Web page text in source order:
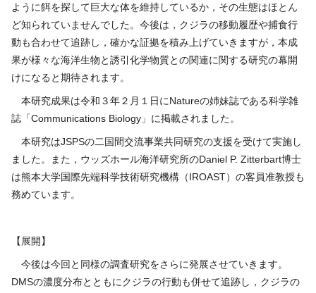
ように餌を探して巨大な体を維持しているか，その生態はほとん
ど知られていませんでした。今後は，クジラの移動履歴や捕食行
動も合わせて追跡し，確かな証拠を積み上げていきますが，本成
果が様々な海洋生物と誘引化学物質との関連に関する研究の幕開
けになると期待されます。
本研究成果は令和３年２月１日にNatureの姉妹誌である科学雑
誌「Communications Biology」に掲載されました。
本研究はJSPSの二国間交流事業共同研究の支援を受けて実施し
ました。また，ウッズホール海洋研究所のDaniel P. Zitterbart博士
は熊本大学国際先端科学技術研究機構（IROAST）の客員准教授も
務めています。
【展開】
今後は今回と同様の調査研究をさらに発展させていきます。
DMSの濃度分布とともにクジラの行動も併せて追跡し，クジラの